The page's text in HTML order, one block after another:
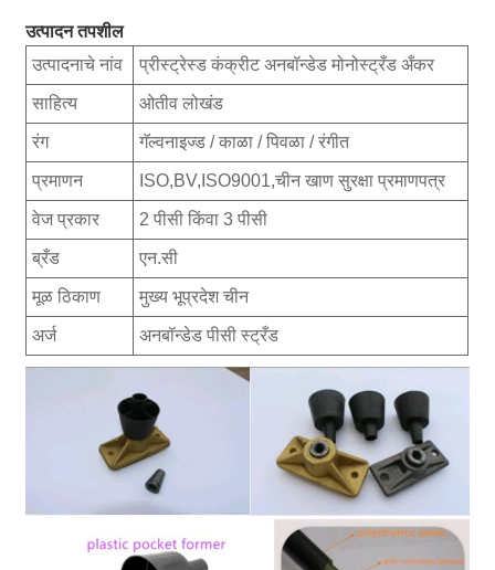
उत्पादन तपशील
उत्पादनाचे नांव
प्रीस्ट्रेस्ड कंक्रीट अनबॉन्डेड मोनोस्ट्रँड अँकर
साहित्य ओतीव लोखंड
रंग गॅल्वनाइज्ड / काळा / पिवळा / रंगीत
प्रमाणन ISO,BV,ISO9001,चीन खाण सुरक्षा प्रमाणपत्र
वेज प्रकार 2 पीसी किंवा 3 पीसी
ब्रँड एन.सी
मूळ ठिकाण मुख्य भूप्रदेश चीन
अर्ज अनबॉन्डेड पीसी स्ट्रँड